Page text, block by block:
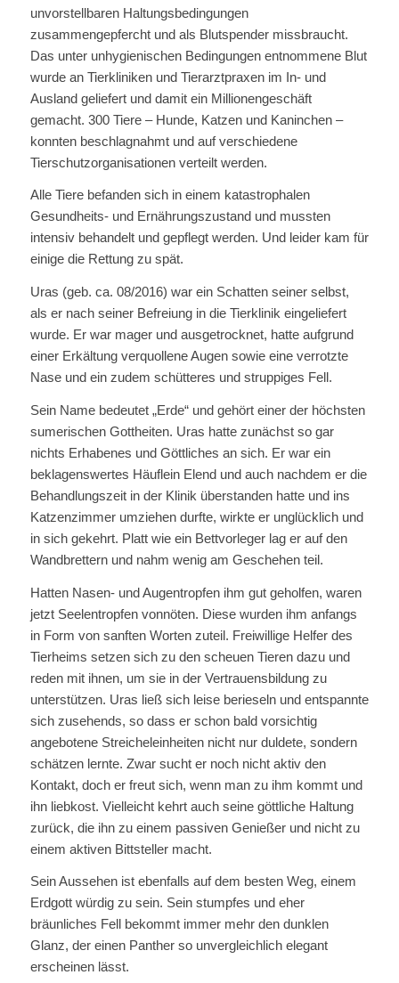
unvorstellbaren Haltungsbedingungen
zusammengepfercht und als Blutspender missbraucht.
Das unter unhygienischen Bedingungen entnommene Blut
wurde an Tierkliniken und Tierarztpraxen im In- und
Ausland geliefert und damit ein Millionengeschäft
gemacht. 300 Tiere – Hunde, Katzen und Kaninchen –
konnten beschlagnahmt und auf verschiedene
Tierschutzorganisationen verteilt werden.
Alle Tiere befanden sich in einem katastrophalen
Gesundheits- und Ernährungszustand und mussten
intensiv behandelt und gepflegt werden. Und leider kam für
einige die Rettung zu spät.
Uras (geb. ca. 08/2016) war ein Schatten seiner selbst,
als er nach seiner Befreiung in die Tierklinik eingeliefert
wurde. Er war mager und ausgetrocknet, hatte aufgrund
einer Erkältung verquollene Augen sowie eine verrotzte
Nase und ein zudem schütteres und struppiges Fell.
Sein Name bedeutet „Erde“ und gehört einer der höchsten
sumerischen Gottheiten. Uras hatte zunächst so gar
nichts Erhabenes und Göttliches an sich. Er war ein
beklagenswertes Häuflein Elend und auch nachdem er die
Behandlungszeit in der Klinik überstanden hatte und ins
Katzenzimmer umziehen durfte, wirkte er unglücklich und
in sich gekehrt. Platt wie ein Bettvorleger lag er auf den
Wandbrettern und nahm wenig am Geschehen teil.
Hatten Nasen- und Augentropfen ihm gut geholfen, waren
jetzt Seelentropfen vonnöten. Diese wurden ihm anfangs
in Form von sanften Worten zuteil. Freiwillige Helfer des
Tierheims setzen sich zu den scheuen Tieren dazu und
reden mit ihnen, um sie in der Vertrauensbildung zu
unterstützen. Uras ließ sich leise berieseln und entspannte
sich zusehends, so dass er schon bald vorsichtig
angebotene Streicheleinheiten nicht nur duldete, sondern
schätzen lernte. Zwar sucht er noch nicht aktiv den
Kontakt, doch er freut sich, wenn man zu ihm kommt und
ihn liebkost. Vielleicht kehrt auch seine göttliche Haltung
zurück, die ihn zu einem passiven Genießer und nicht zu
einem aktiven Bittsteller macht.
Sein Aussehen ist ebenfalls auf dem besten Weg, einem
Erdgott würdig zu sein. Sein stumpfes und eher
bräunliches Fell bekommt immer mehr den dunklen
Glanz, der einen Panther so unvergleichlich elegant
erscheinen lässt.